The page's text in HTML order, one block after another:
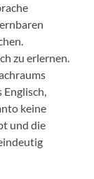
zu erlernen.
keine
und die